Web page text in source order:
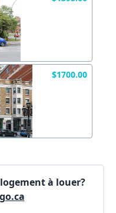
$1700.00
à louer?
Envoyez
dans courriel)
X Fermer